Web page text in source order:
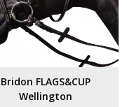
Bridon FLAGS&CUP
Wellington